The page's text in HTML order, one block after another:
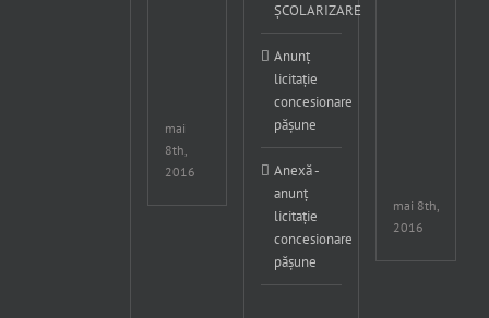
XXXVII-
mai
8th,
2016
ȘCOLARIZARE
Anunț
licitație
concesionare
pășune
Anexă -
anunț
licitație
concesionare
pășune
mai 8th,
2016